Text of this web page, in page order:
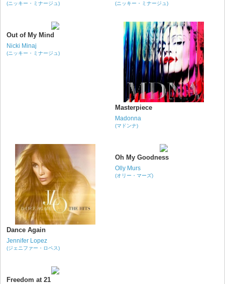
(ニッキー・ミナージュ) (ニッキー・ミナージュ)
Out of My Mind
Nicki Minaj
(ニッキー・ミナージュ)
Masterpiece
Madonna
(マドンナ)
Dance Again
Jennifer Lopez
(ジェニファー・ロペス)
Oh My Goodness
Olly Murs
(オリー・マーズ)
Freedom at 21